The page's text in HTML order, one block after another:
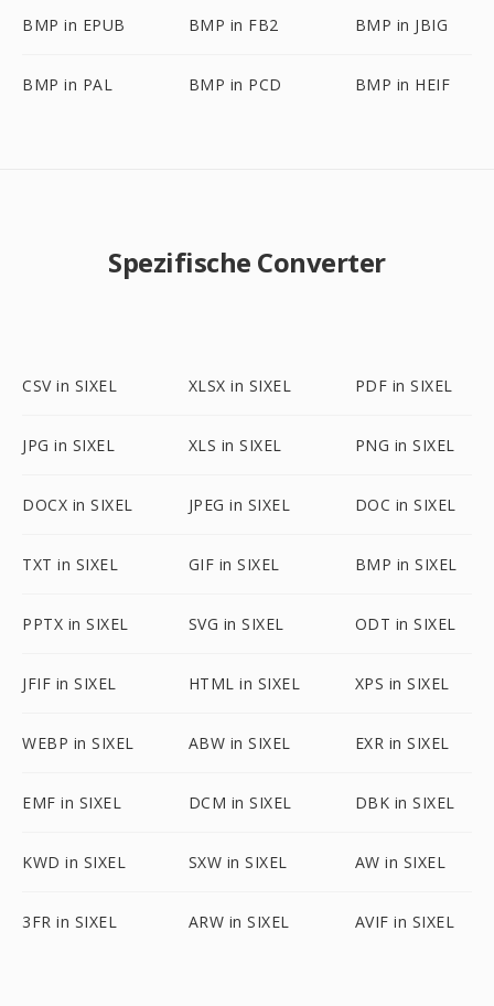
BMP in EPUB BMP in FB2 BMP in JBIG
BMP in PAL BMP in PCD BMP in HEIF
Spezifische Converter
CSV in SIXEL XLSX in SIXEL PDF in SIXEL
JPG in SIXEL XLS in SIXEL PNG in SIXEL
DOCX in SIXEL JPEG in SIXEL DOC in SIXEL
TXT in SIXEL GIF in SIXEL BMP in SIXEL
PPTX in SIXEL SVG in SIXEL ODT in SIXEL
JFIF in SIXEL HTML in SIXEL XPS in SIXEL
WEBP in SIXEL ABW in SIXEL EXR in SIXEL
EMF in SIXEL DCM in SIXEL DBK in SIXEL
KWD in SIXEL SXW in SIXEL AW in SIXEL
3FR in SIXEL ARW in SIXEL AVIF in SIXEL